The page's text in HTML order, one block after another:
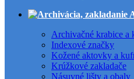
Archivačné krabice a
Indexové značky
Kožené aktovky a
Krúžkové zakladače
Násuvné lišty a obaly